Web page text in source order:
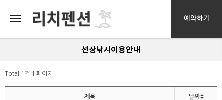
예약하기
선상낚시이용안내
Total 1건 1 페이지
제목 날짜